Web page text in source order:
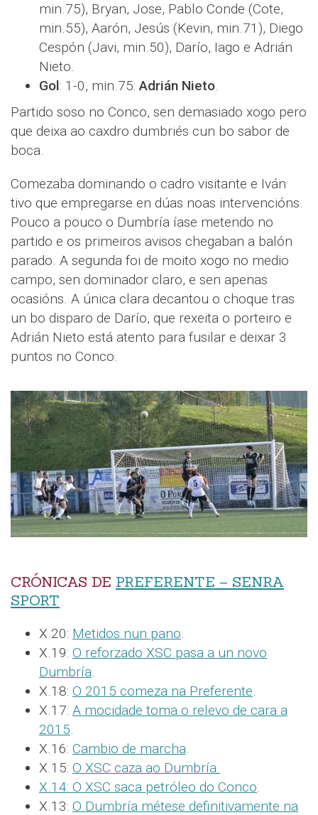
min.75), Bryan, Jose, Pablo Conde (Cote,
min.55), Aarón, Jesús (Kevin, min.71), Diego
Cespón (Javi, min.50), Darío, Iago e Adrián
Nieto.
Gol: 1-0, min.75:Adrián Nieto.
Partido soso no Conco, sen demasiado xogo pero
que deixa ao caxdro dumbriés cun bo sabor de
boca.
Comezaba dominando o cadro visitante e Iván
tivo que empregarse en dúas noas intervencións.
Pouco a pouco o Dumbría íase metendo no
partido e os primeiros avisos chegaban a balón
parado. A segunda foi de moito xogo no medio
campo, sen dominador claro, e sen apenas
ocasións. A única clara decantou o choque tras
un bo disparo de Darío, que rexeita o porteiro e
Adrián Nieto está atento para fusilar e deixar 3
puntos no Conco.
CRÓNICAS DE PREFERENTE – SENRA
SPORT
X.20: Metidos nun pano.
X.19: O reforzado XSC pasa a un novo
Dumbría.
X.18: O 2015 comeza na Preferente.
X.17: A mocidade toma o relevo de cara a
2015.
X.16: Cambio de marcha.
X.15: O XSC caza ao Dumbría.
X.14: O XSC saca petróleo do Conco.
X.13: O Dumbría métese definitivamente na